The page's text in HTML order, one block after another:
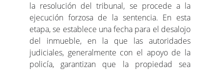
la resolución del tribunal, se procede a la
ejecución forzosa de la sentencia. En esta
etapa, se establece una fecha para el desalojo
del inmueble, en la que las autoridades
judiciales, generalmente con el apoyo de la
policía, garantizan que la propiedad sea